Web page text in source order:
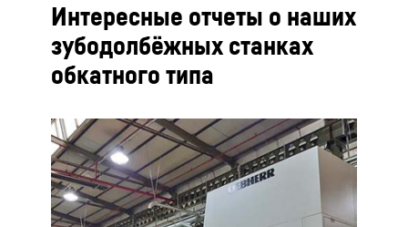
Интересные отчеты о наших
зубодолбёжных станках
обкатного типа